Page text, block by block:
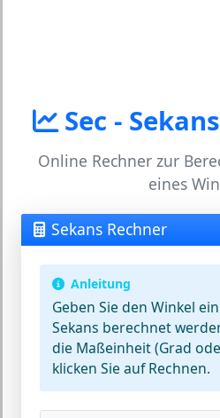
Sec -
Online Rechner zur
eines
Sekans Rechner
Anleitung
Geben Sie den Winkel
Sekans berechnet
die Maßeinheit(Grad
klicken Sie aufRechnen.